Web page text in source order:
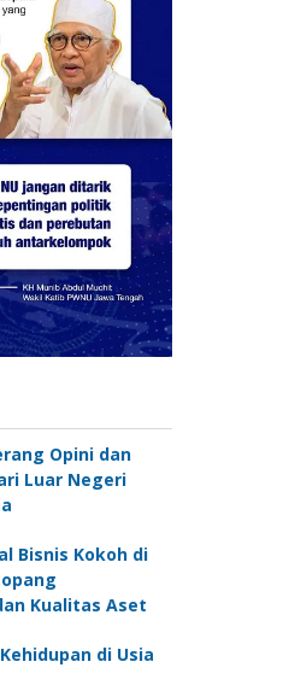
Opini dan
Luar Negeri
Bisnis Kokoh di
Kualitas Aset
di Usia